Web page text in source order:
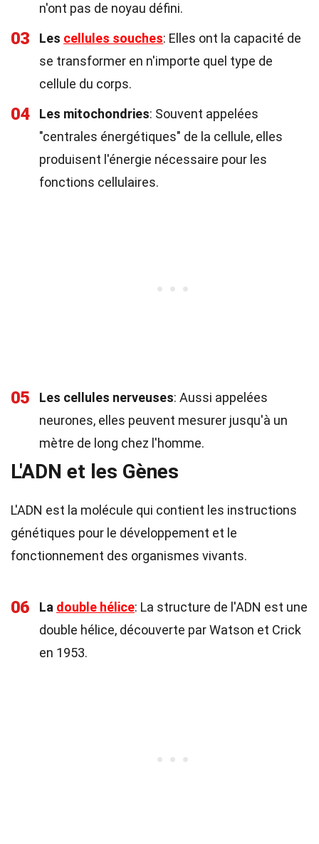
n'ont pas de noyau défini.
03 Les cellules souches: Elles ont la capacité de
se transformer en n'importe quel type de
cellule du corps.
04 Les mitochondries: Souvent appelées
"centrales énergétiques" de la cellule, elles
produisent l'énergie nécessaire pour les
fonctions cellulaires.
05 Les cellules nerveuses: Aussi appelées
neurones, elles peuvent mesurer jusqu'à un
mètre de long chez l'homme.
L'ADN et les Gènes
L'ADN est la molécule qui contient les instructions
génétiques pour le développement et le
fonctionnement des organismes vivants.
06 La double hélice: La structure de l'ADN est une
double hélice, découverte par Watson et Crick
en 1953.